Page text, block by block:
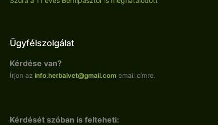
Ügyfélszolgálat
Kérdése van?
Írjon az info.herbalvet@gmail.com email címre.
Kérdését szóban is felteheti: